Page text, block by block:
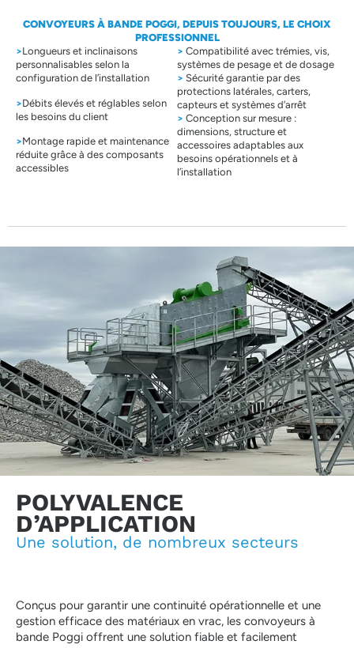
CONVOYEURS À BANDE POGGI, DEPUIS TOUJOURS, LE CHOIX
PROFESSIONNEL
>Longueurs et inclinaisons
personnalisables selon la
configuration de l’installation
>Débits élevés et réglables selon
les besoins du client
>Montage rapide et maintenance
réduite grâce à des composants
accessibles
> Compatibilité avec trémies, vis,
systèmes de pesage et de dosage
> Sécurité garantie par des
protections latérales, carters,
capteurs et systèmes d’arrêt
> Conception sur mesure :
dimensions, structure et
accessoires adaptables aux
besoins opérationnels et à
l’installation
POLYVALENCE
D’APPLICATION
Une solution, de nombreux secteurs
Conçus pour garantir une continuité opérationnelle et une
gestion efficace des matériaux en vrac, les convoyeurs à
bande Poggi offrent une solution fiable et facilement